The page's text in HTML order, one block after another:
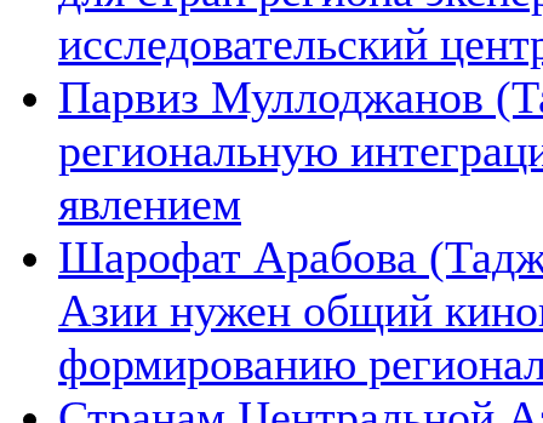
исследовательский
Парвиз Муллоджанов
региональную
явлением
Шарофат Арабова
Азии нужен общий
формированию